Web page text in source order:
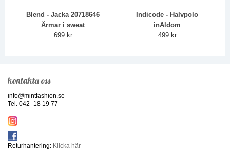
Blend - Jacka 20718646
Ärmar i sweat
699 kr
Indicode - Halvpolo
inAldom
499 kr
kontakta oss
info@mintfashion.se
Tel. 042 -18 19 77
Returhantering: Klicka här